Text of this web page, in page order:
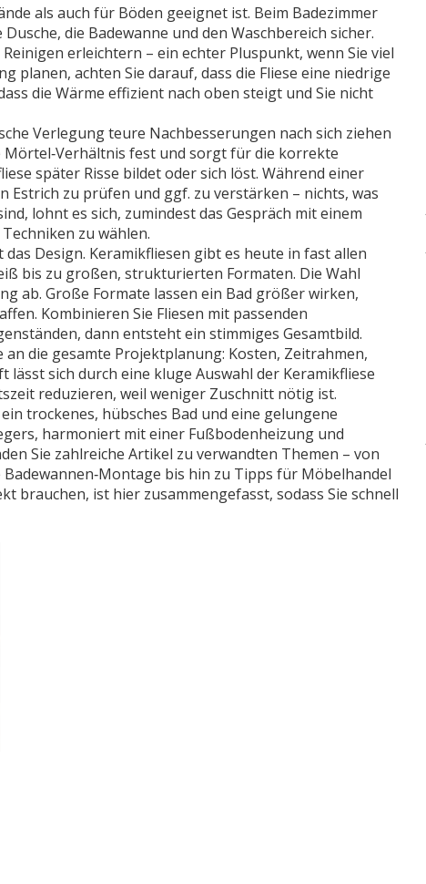
als auch für Böden geeignet ist. Beim Badezimmer
die Badewanne und den Waschbereich sicher.
erleichtern – ein echter Pluspunkt, wenn Sie viel
planen, achten Sie darauf, dass die Fliese eine niedrige
die Wärme effizient nach oben steigt und Sie nicht
Verlegung teure Nachbesserungen nach sich ziehen
fest und sorgt für die korrekte
später Risse bildet oder sich löst. Während einer
Estrich zu prüfen und ggf. zu verstärken – nichts, was
lohnt es sich, zumindest das Gespräch mit einem
zu wählen.
Design. Keramikfliesen gibt es heute in fast allen
bis zu großen, strukturierten Formaten. Die Wahl
ab. Große Formate lassen ein Bad größer wirken,
Kombinieren Sie Fliesen mit passenden
dann entsteht ein stimmiges Gesamtbild.
die gesamte Projektplanung: Kosten, Zeitrahmen,
sich durch eine kluge Auswahl der Keramikfliese
reduzieren, weil weniger Zuschnitt nötig ist.
trockenes, hübsches Bad und eine gelungene
harmoniert mit einer Fußbodenheizung und
Sie zahlreiche Artikel zu verwandten Themen – von
bis hin zu Tipps für Möbelhandel
brauchen, ist hier zusammengefasst, sodass Sie schnell